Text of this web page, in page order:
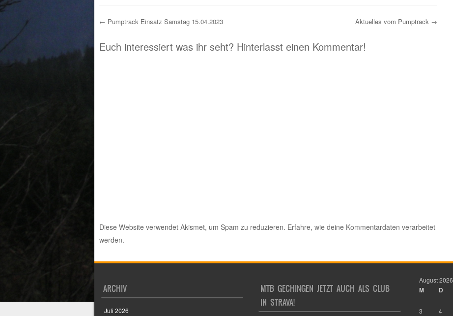
Post navigation
← Pumptrack Einsatz Samstag 15.04.2023 Aktuelles vom Pumptrack →
Euch interessiert was ihr seht? Hinterlasst einen Kommentar!
Diese Website verwendet Akismet, um Spam zu reduzieren. Erfahre, wie deine Kommentardaten verarbeitet
werden.
ARCHIV
Juli 2026
MTB GECHINGEN JETZT AUCH ALS CLUB
IN STRAVA!
August 2026
M D
3
4